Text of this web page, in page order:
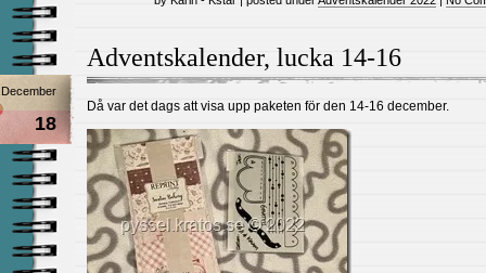
Adventskalender, lucka 14-16
December
18
Då var det dags att visa upp paketen för den 14-16 december.